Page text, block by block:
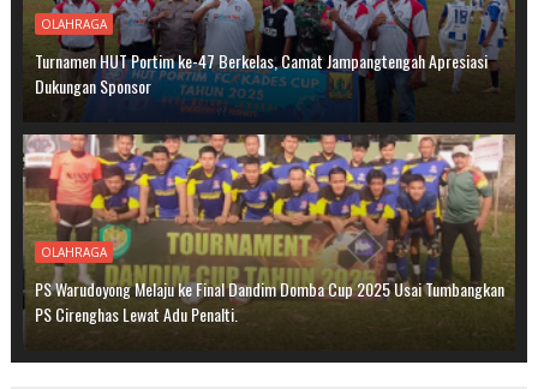
OLAHRAGA
Turnamen HUT Portim ke-47 Berkelas, Camat Jampangtengah Apresiasi
Dukungan Sponsor‎
OLAHRAGA
PS Warudoyong Melaju ke Final Dandim Domba Cup 2025 Usai Tumbangkan
PS Cirenghas Lewat Adu Penalti.